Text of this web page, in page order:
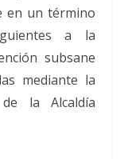
en un término
a la
subsane
mediante la
la Alcaldía